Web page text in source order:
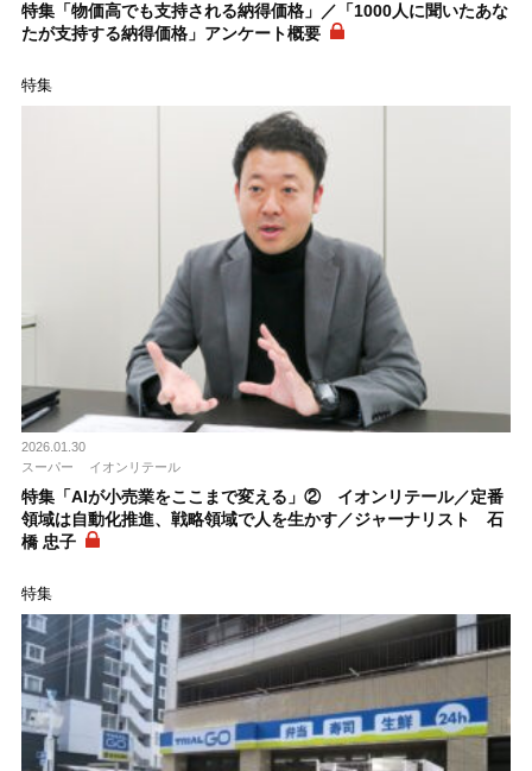
特集「物価高でも支持される納得価格」／「1000人に聞いたあな
たが支持する納得価格」アンケート概要
特集
2026.01.30
スーパー
イオンリテール
特集「AIが小売業をここまで変える」② イオンリテール／定番
領域は自動化推進、戦略領域で人を生かす／ジャーナリスト 石
橋 忠子
特集